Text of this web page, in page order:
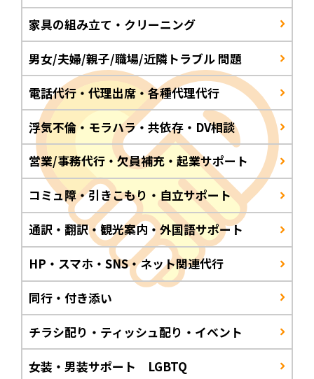
家具の組み立て・クリーニング
男女/夫婦/親子/職場/近隣トラブル 問題
電話代行・代理出席・各種代理代行
浮気不倫・モラハラ・共依存・DV相談
営業/事務代行・欠員補充・起業サポート
コミュ障・引きこもり・自立サポート
通訳・翻訳・観光案内・外国語サポート
HP・スマホ・SNS・ネット関連代行
同行・付き添い
チラシ配り・ティッシュ配り・イベント
女装・男装サポート LGBTQ